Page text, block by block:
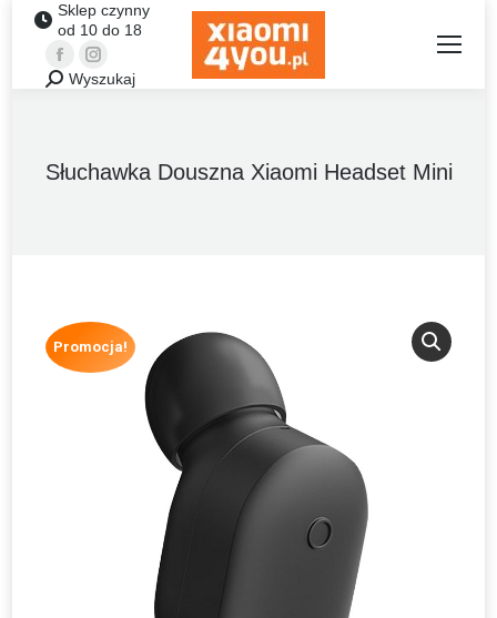
Sklep czynny
od 10 do 18
FacebookInstagram
Szukaj:Wyszukaj
Słuchawka Douszna Xiaomi Headset Mini
Promocja!